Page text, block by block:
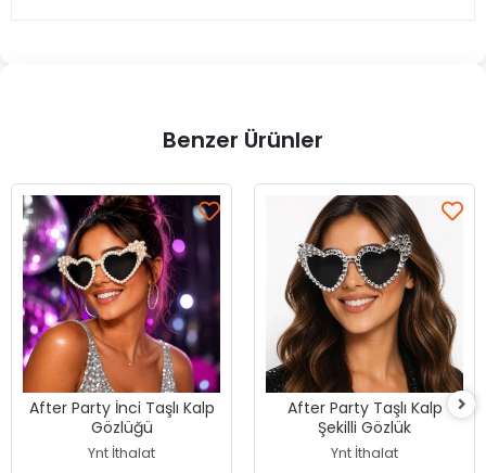
Benzer Ürünler
After Party İnci Taşlı Kalp
Gözlüğü
Ynt İthalat
After Party Taşlı Kalp
Şekilli Gözlük
Ynt İthalat